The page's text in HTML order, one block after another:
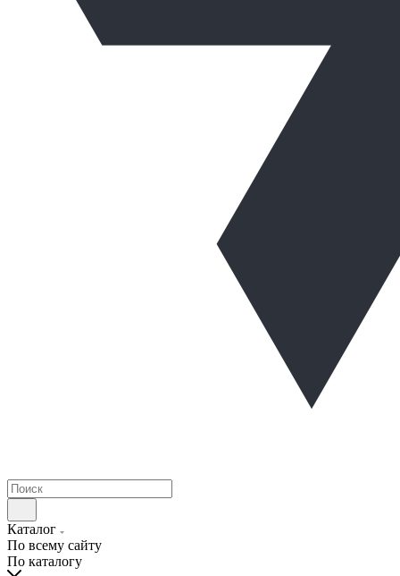
Каталог
По всему сайту
По каталогу